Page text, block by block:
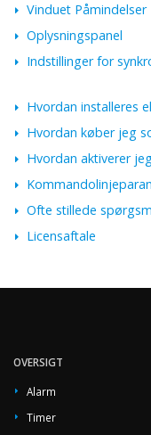
Vinduet Påmindelser
Oplysningspanel
Indstillinger for
Hvordan installeres
Hvordan køber jeg
Hvordan aktiverer
Ofte stillede
Licensaftale
OVERSIGT
Alarm
Timer